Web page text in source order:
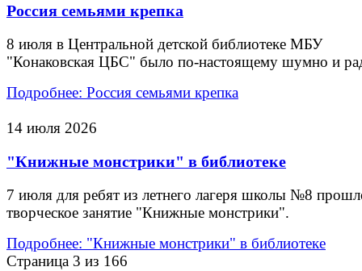
Россия семьями крепка
8 июля в Центральной детской библиотеке МБУ
"Конаковская ЦБС" было по-настоящему шумно и
Подробнее: Россия семьями крепка
14 июля 2026
"Книжные монстрики" в библиотеке
7 июля для ребят из летнего лагеря школы №8
творческое занятие "Книжные монстрики".
Подробнее: "Книжные монстрики" в библиотеке
Страница 3 из 166